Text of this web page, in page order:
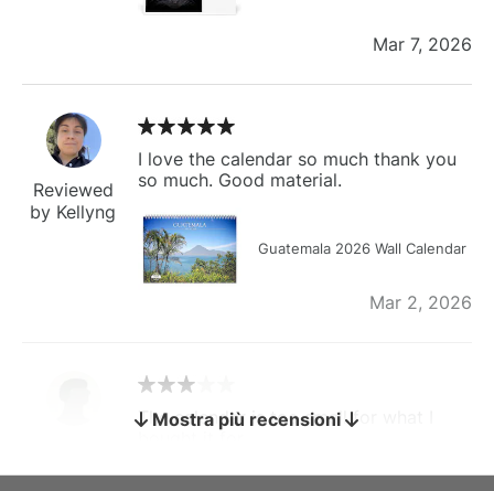
Mar 7, 2026
Reviewed
by Kellyng
I love the calendar so much thank you
so much. Good material.
Guatemala 2026 Wall Calendar
Mar 2, 2026
by charles
The calendar is too small for what I
bought it for
Mostra più recensioni